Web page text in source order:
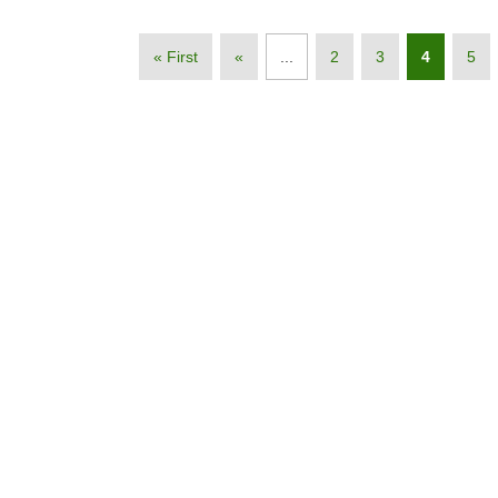
« First « 2 3 4 5